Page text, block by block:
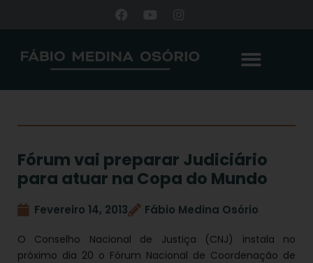
Fórum vai preparar Judiciário
para atuar na Copa do Mundo
Fevereiro 14, 2013 Fábio Medina Osório
O Conselho Nacional de Justiça (CNJ) instala no
próximo dia 20 o Fórum Nacional de Coordenação de